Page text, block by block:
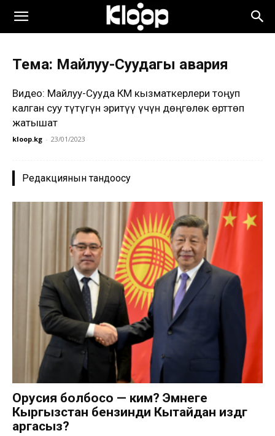
Тема: Майлуу-Суудагы авария
Видео: Майлуу-Сууда ӨКМ кызматкерлери тоңуп
калган суу түтүгүн эритүү үчүн дөңгөлөк өрттөп
жатышат
kloop.kg - 23/01/2023
Редакциянын тандоосу
Орусия болбосо — ким? Эмнеге
Кыргызстан бензинди Кытайдан издөөгө
аргасыз?